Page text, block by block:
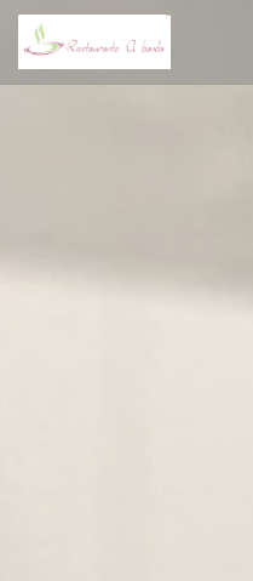
Cookie管理面板